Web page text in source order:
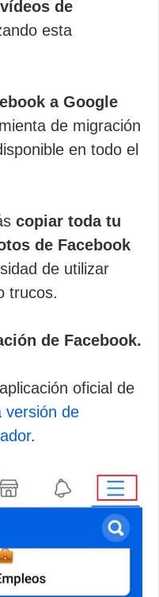
de
esta
a Google
de migración
en todo el
copiar toda tu
de Facebook
de utilizar
trucos.
de Facebook.
oficial de
versión de
.